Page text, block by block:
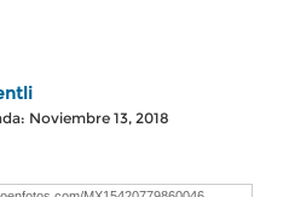
Noviembre 13, 2018